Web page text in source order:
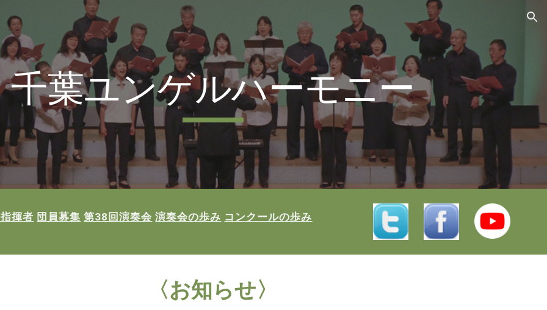
to main content Skip to navigation
千葉ユンゲルハーモニー
揮者 団員募集 第38回演奏会 演奏会の歩み コンクールの歩み
〈お知らせ〉